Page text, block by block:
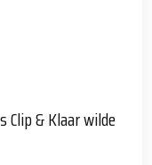
& Klaar wilde